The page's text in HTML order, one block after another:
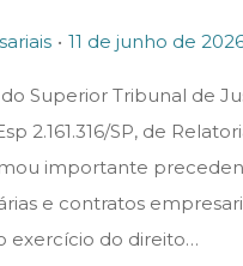
. P
s
t
e
d
o
11 de junho de
Superior Tribunal de
2.161.316/SP, de
importante
e contratos
exercício do direito…